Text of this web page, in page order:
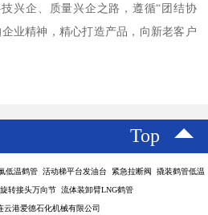
兴企、质量兴企之路，遵循“团结协
业精神，精心打造产品，向新老客户
Top
低温鹤管 活动梯平台发油台 紧急拉断阀 撬装鹤管低温
转接头万向节 流体装卸臂LNG鹤管
云港爱德石化机械有限公司